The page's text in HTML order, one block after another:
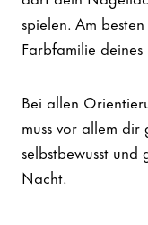
spielen. Am
Farbfamilie deines
Bei allen
muss vor allem
selbstbewusst
Nacht.